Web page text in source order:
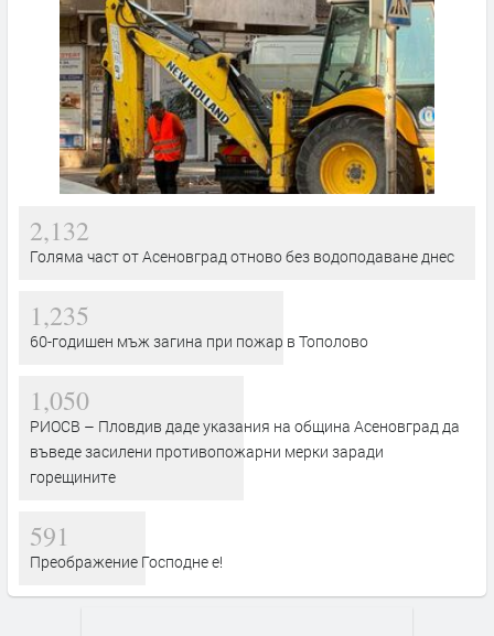
2,132
Голяма част от Асеновград отново без водоподаване днес
1,235
60-годишен мъж загина при пожар в Тополово
1,050
РИОСВ – Пловдив даде указания на община Асеновград да
въведе засилени противопожарни мерки заради
горещините
591
Преображение Господне е!